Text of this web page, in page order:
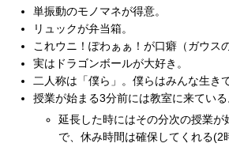
単振動のモノマネが得意。
リュックが弁当箱。
これウニ！ぽわぁぁ！が口癖（ガウス
実はドラゴンボールが大好き。
二人称は「僕ら」。僕らはみんな生き
授業が始まる3分前には教室に来ている
延長した時にはその分次の授業が
で、休み時間は確保してくれる(2